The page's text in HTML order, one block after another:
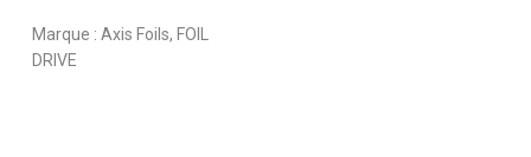
initial
actuel
Marque : Axis Foils, FOIL
DRIVE